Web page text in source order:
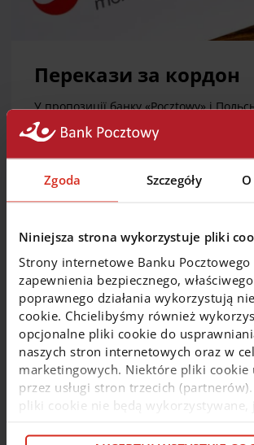
Zgoda Szczegóły
Niniejsza strona wykorzystuje pliki
Strony internetowe Banku Pocztowego
zapewnienia bezpiecznego,
poprawnego działania wykorzystują
cookie. Chcielibyśmy również
opcjonalne pliki cookie do
naszych stron internetowych oraz w
marketingowych. Niektóre pliki cookie
przez usługi stron trzecich
pliki cookie nie będą wykorzystywane,
cookie i partnerach znajdziesz w
Перекази за кордон
У пропозиції банку «Pocztowy» i
кілька послуг переказу грошових
Україну. Передусім, Ви можете
кошти безготівковим способом, з
банку «Pocztowy» на рахунок у іншому
України.
БІЛЬШЕ ПРО ПРОПОЗИЦІЮ